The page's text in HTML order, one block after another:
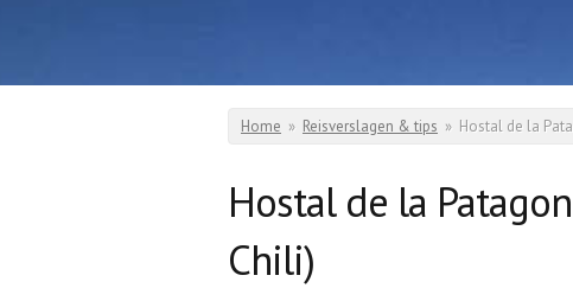
Home » Reisverslagen & tips » Hostal de la
Hostal de la
Chili)